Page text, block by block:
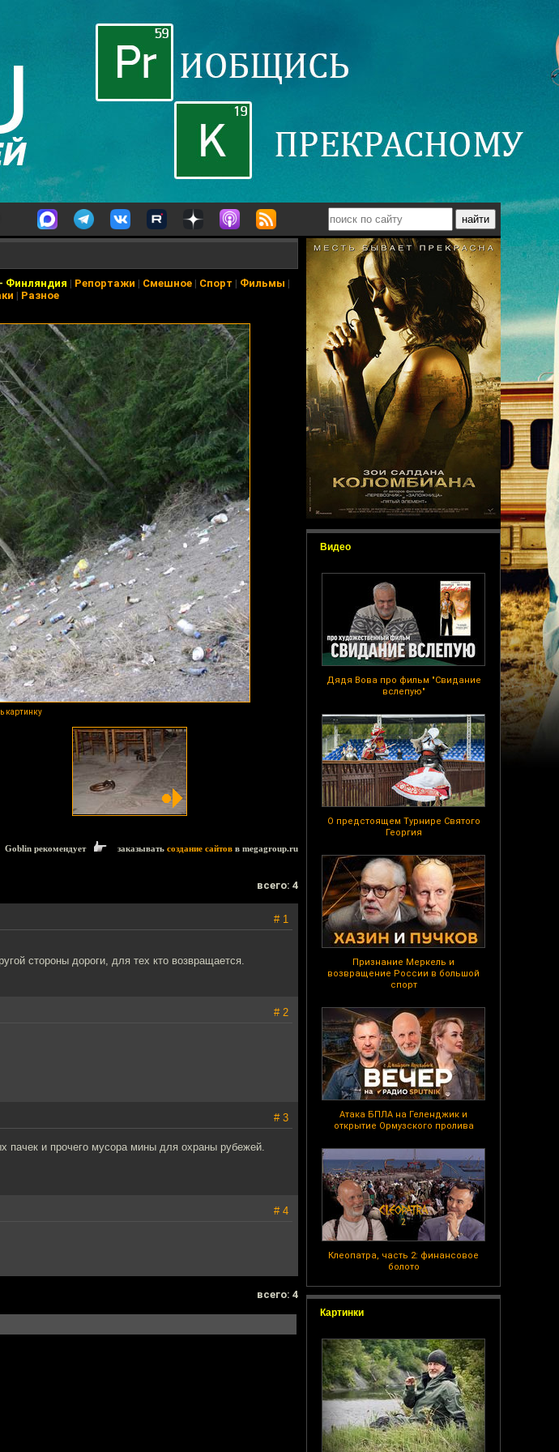
Видео
Дядя Вова про фильм "Свидание
вслепую"
О предстоящем Турнире Святого
Георгия
Признание Меркель и
возвращение России в большой
спорт
Атака БПЛА на Геленджик и
открытие Ормузского пролива
Клеопатра, часть 2: финансовое
болото
Картинки
- Финляндия | Репортажи | Смешное| Спорт | Фильмы |
| Разное
картинку
Goblin рекомендует заказывать создание сайтов в megagroup.ru
всего: 4
# 1
стороны дороги, для тех кто возвращается.
# 2
# 3
пачек и прочего мусора мины для охраны рубежей.
# 4
всего: 4